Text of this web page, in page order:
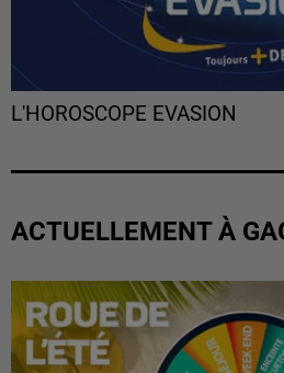
L'HOROSCOPE EVASION
ACTUELLEMENT À